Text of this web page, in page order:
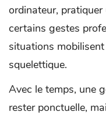
ordinateur,
certains gestes
situations
squelettique.
Avec le temps, une
rester ponctuelle,